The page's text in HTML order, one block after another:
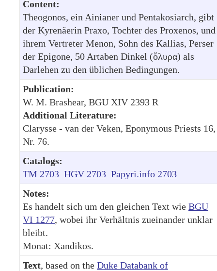
Content:
Theogonos, ein Ainianer und Pentakosiarch, gibt
der Kyrenäerin Praxo, Tochter des Proxenos, und
ihrem Vertreter Menon, Sohn des Kallias, Perser
der Epigone, 50 Artaben Dinkel (ὄλυρα) als
Darlehen zu den üblichen Bedingungen.
Publication:
W. M. Brashear, BGU XIV 2393 R
Additional Literature:
Clarysse - van der Veken, Eponymous Priests 16,
Nr. 76.
Catalogs:
TM 2703 HGV 2703 Papyri.info 2703
Notes:
Es handelt sich um den gleichen Text wie BGU
VI 1277, wobei ihr Verhältnis zueinander unklar
bleibt.
Monat: Xandikos.
Text, based on the Duke Databank of